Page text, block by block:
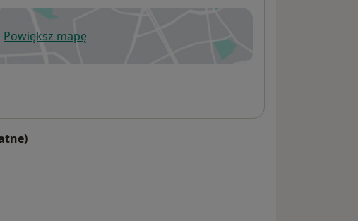
Powiększ mapęotwiera się w nowej karcie